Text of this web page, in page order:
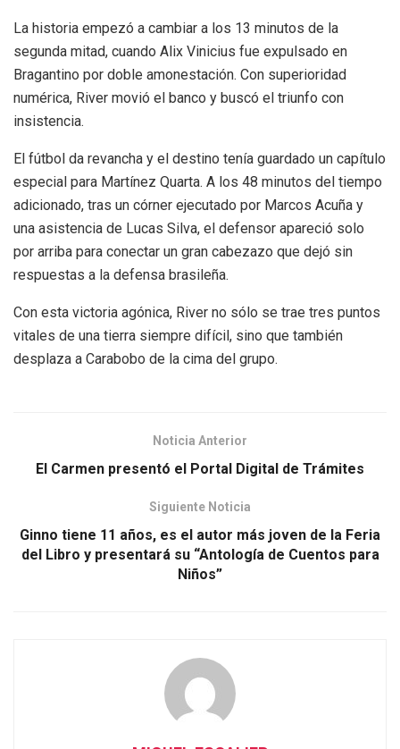
La historia empezó a cambiar a los 13 minutos de la
segunda mitad, cuando Alix Vinicius fue expulsado en
Bragantino por doble amonestación. Con superioridad
numérica, River movió el banco y buscó el triunfo con
insistencia.
El fútbol da revancha y el destino tenía guardado un capítulo
especial para Martínez Quarta. A los 48 minutos del tiempo
adicionado, tras un córner ejecutado por Marcos Acuña y
una asistencia de Lucas Silva, el defensor apareció solo
por arriba para conectar un gran cabezazo que dejó sin
respuestas a la defensa brasileña.
Con esta victoria agónica, River no sólo se trae tres puntos
vitales de una tierra siempre difícil, sino que también
desplaza a Carabobo de la cima del grupo.
Noticia Anterior
El Carmen presentó el Portal Digital de Trámites
Siguiente Noticia
Ginno tiene 11 años, es el autor más joven de la Feria
del Libro y presentará su “Antología de Cuentos para
Niños”